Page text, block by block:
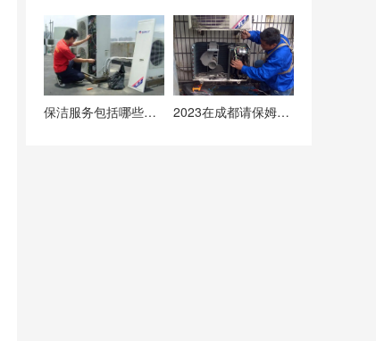
保洁服务包括哪些项目？ 2023在成都请保姆看孩子一个月多少钱？